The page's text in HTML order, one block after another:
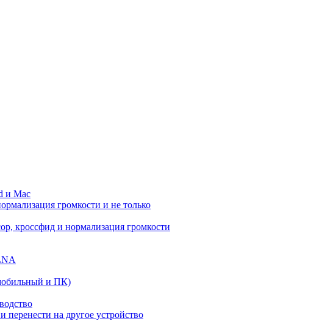
и Mac
громкости и не только
кроссфид и нормализация громкости
и ПК)
на другое устройство